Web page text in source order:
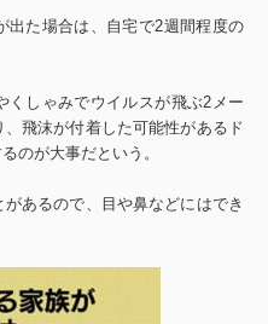
出た場合は、自宅で2週間程度の
くしゃみでウイルスが飛ぶ2メー
飛沫が付着した可能性があるド
のが大事だという。
あるので、目や鼻などにはでき